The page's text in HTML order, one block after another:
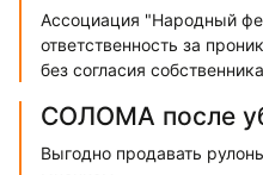
Ассоциация "Народный
ответственность за
без согласия
СОЛОМА после
Выгодно продавать